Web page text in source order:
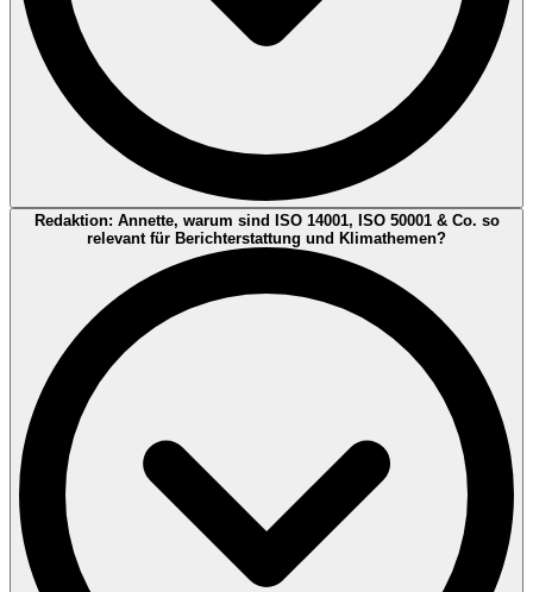
Stefan Richter:Viele sind ehrlich gesagt orientierungslos: neue
Begriffe, neue Erwartungshaltungen – und der Eindruck, dass sich
regulatorische Leitplanken laufend verschieben. Was viele KMU als
hilfreich beschreiben, ist Planbarkeit: ein Set an Maßnahmen, das
sich Schritt für Schritt umsetzen lässt. In der Praxis können
internationale Managementsysteme und anerkannte ISO-
Zertifizierungen dazu beitragen, eine gemeinsame Sprache und
Struktur zu schaffen, die Kunden weltweit verstehen. Und das ist
der Punkt Internationalität: Wer exportiert oder Teil internationaler
Lieferketten ist, braucht Nachweise, die grenzüberschreitend
akzeptiert werden.
Redaktion: Annette, warum sind ISO 14001, ISO 50001 & Co. so
relevant für Berichterstattung und Klimathemen?